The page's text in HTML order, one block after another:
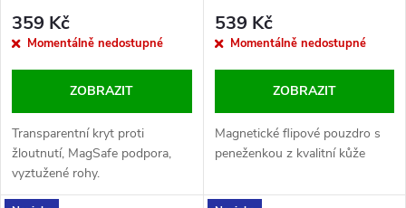
359 Kč
Momentálně nedostupné
ZOBRAZIT
Transparentní kryt proti
žloutnutí, MagSafe podpora,
vyztužené rohy.
539 Kč
Momentálně nedostupné
ZOBRAZIT
Magnetické flipové pouzdro s
peneženkou z kvalitní kůže